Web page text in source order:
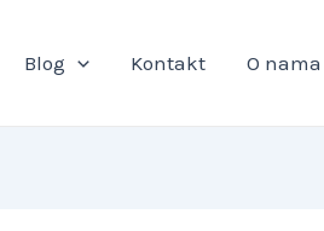
Blog Kontakt O nama